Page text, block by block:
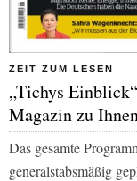
ZEIT ZUM LESEN
„Tichys
Magazin zu
Das gesamte
generalstabsmäßig